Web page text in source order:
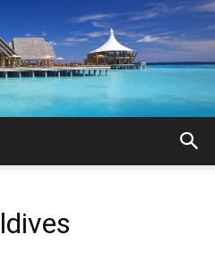
Maldives